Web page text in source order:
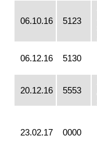
06.10.16 5123
06.12.16 5130
20.12.16 5553
23.02.17 0000